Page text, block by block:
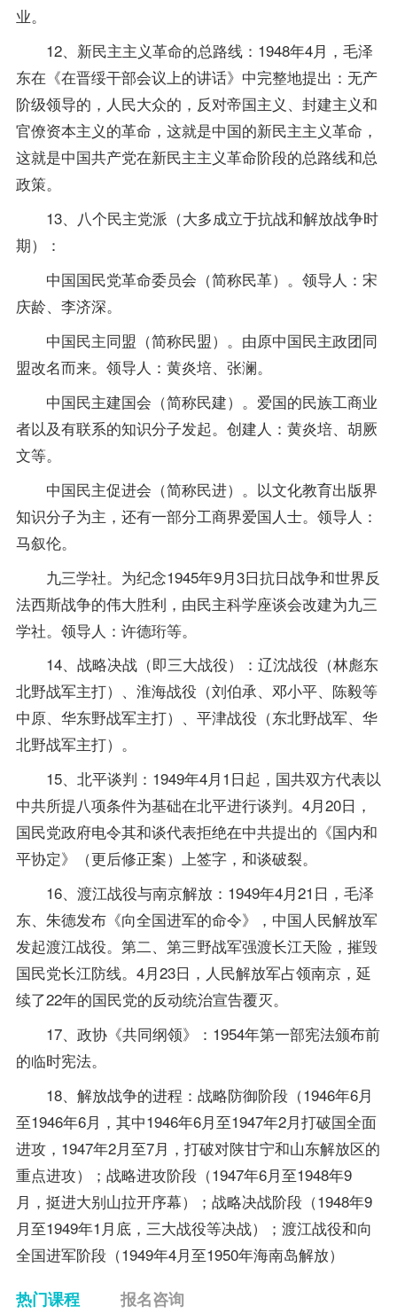
业。
12、新民主主义革命的总路线：1948年4月，毛泽
东在《在晋绥干部会议上的讲话》中完整地提出：无产
阶级领导的，人民大众的，反对帝国主义、封建主义和
官僚资本主义的革命，这就是中国的新民主主义革命，
这就是中国共产党在新民主主义革命阶段的总路线和总
政策。
13、八个民主党派（大多成立于抗战和解放战争时
期）：
中国国民党革命委员会（简称民革）。领导人：宋
庆龄、李济深。
中国民主同盟（简称民盟）。由原中国民主政团同
盟改名而来。领导人：黄炎培、张澜。
中国民主建国会（简称民建）。爱国的民族工商业
者以及有联系的知识分子发起。创建人：黄炎培、胡厥
文等。
中国民主促进会（简称民进）。以文化教育出版界
知识分子为主，还有一部分工商界爱国人士。领导人：
马叙伦。
九三学社。为纪念1945年9月3日抗日战争和世界反
法西斯战争的伟大胜利，由民主科学座谈会改建为九三
学社。领导人：许德珩等。
14、战略决战（即三大战役）：辽沈战役（林彪东
北野战军主打）、淮海战役（刘伯承、邓小平、陈毅等
中原、华东野战军主打）、平津战役（东北野战军、华
北野战军主打）。
15、北平谈判：1949年4月1日起，国共双方代表以
中共所提八项条件为基础在北平进行谈判。4月20日，
国民党政府电令其和谈代表拒绝在中共提出的《国内和
平协定》（更后修正案）上签字，和谈破裂。
16、渡江战役与南京解放：1949年4月21日，毛泽
东、朱德发布《向全国进军的命令》，中国人民解放军
发起渡江战役。第二、第三野战军强渡长江天险，摧毁
国民党长江防线。4月23日，人民解放军占领南京，延
续了22年的国民党的反动统治宣告覆灭。
17、政协《共同纲领》：1954年第一部宪法颁布前
的临时宪法。
18、解放战争的进程：战略防御阶段（1946年6月
至1946年6月，其中1946年6月至1947年2月打破国全面
进攻，1947年2月至7月，打破对陕甘宁和山东解放区的
重点进攻）；战略进攻阶段（1947年6月至1948年9
月，挺进大别山拉开序幕）；战略决战阶段（1948年9
月至1949年1月底，三大战役等决战）；渡江战役和向
全国进军阶段（1949年4月至1950年海南岛解放）
热门课程 报名咨询